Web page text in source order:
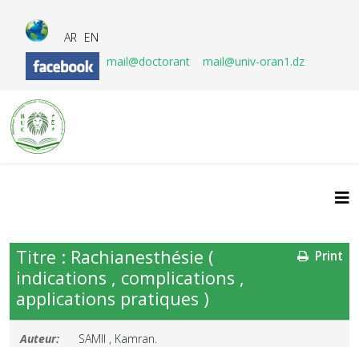
AR EN
mail@doctorant
mail@univ-oran1.dz
Print
Titre : Rachianesthésie (
indications , complications ,
applications pratiques )
Auteur: SAMII , Kamran.